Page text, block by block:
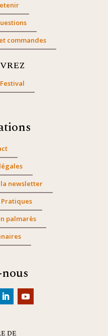
commandes
newsletter
palmarès
DE